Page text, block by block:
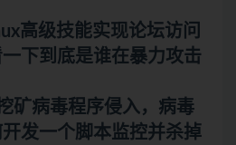
高级技能实现论坛访问
下到底是谁在暴力攻击
矿病毒程序侵入，病毒
发一个脚本监控并杀掉